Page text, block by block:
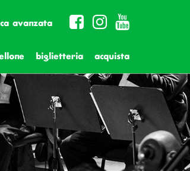
avanzata
biglietteria acquista